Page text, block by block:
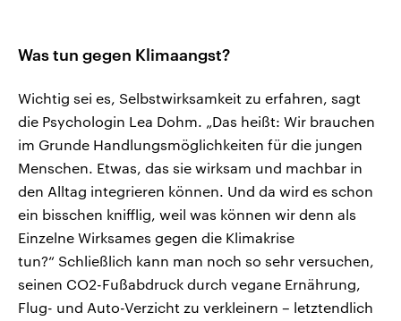
Was tun gegen Klimaangst?
Wichtig sei es, Selbstwirksamkeit zu erfahren, sagt
die Psychologin Lea Dohm. „Das heißt: Wir brauchen
im Grunde Handlungsmöglichkeiten für die jungen
Menschen. Etwas, das sie wirksam und machbar in
den Alltag integrieren können. Und da wird es schon
ein bisschen knifflig, weil was können wir denn als
Einzelne Wirksames gegen die Klimakrise
tun?“ Schließlich kann man noch so sehr versuchen,
seinen CO2-Fußabdruck durch vegane Ernährung,
Flug- und Auto-Verzicht zu verkleinern – letztendlich